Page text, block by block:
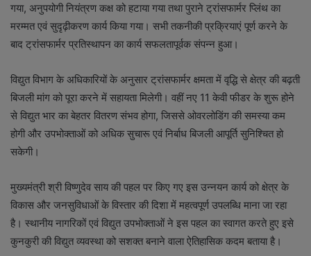
गया, अनुपयोगी नियंत्रण कक्ष को हटाया गया तथा पुराने ट्रांसफार्मर प्लिंथ का
मरम्मत एवं सुदृढ़ीकरण कार्य किया गया। सभी तकनीकी प्रक्रियाएं पूर्ण करने के
बाद ट्रांसफार्मर प्रतिस्थापन का कार्य सफलतापूर्वक संपन्न हुआ।
विद्युत विभाग के अधिकारियों के अनुसार ट्रांसफार्मर क्षमता में वृद्धि से क्षेत्र की बढ़ती
बिजली मांग को पूरा करने में सहायता मिलेगी। वहीं नए 11 केवी फीडर के शुरू होने
से विद्युत भार का बेहतर वितरण संभव होगा, जिससे ओवरलोडिंग की समस्या कम
होगी और उपभोक्ताओं को अधिक सुचारू एवं निर्बाध बिजली आपूर्ति सुनिश्चित हो
सकेगी।
मुख्यमंत्री श्री विष्णुदेव साय की पहल पर किए गए इस उन्नयन कार्य को क्षेत्र के
विकास और जनसुविधाओं के विस्तार की दिशा में महत्वपूर्ण उपलब्धि माना जा रहा
है। स्थानीय नागरिकों एवं विद्युत उपभोक्ताओं ने इस पहल का स्वागत करते हुए इसे
कुनकुरी की विद्युत व्यवस्था को सशक्त बनाने वाला ऐतिहासिक कदम बताया है।